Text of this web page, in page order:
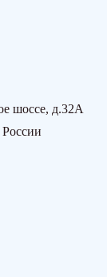
шоссе, д.32А
России